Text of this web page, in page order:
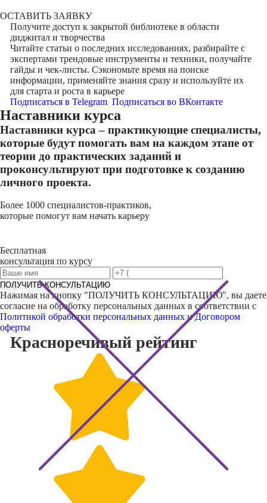
ОСТАВИТЬ ЗАЯВКУ
Получите доступ к закрытой библиотекев области
диджитал и творчества
Читайте статьи о последних исследованиях, разбирайте с
экспертами трендовые инструменты и техники, получайте
гайды и чек-листы. Сэкономьте время на поиске
информации, применяйте знания сразу и используйте их
для старта и роста в карьере
Подписаться в Telegram Подписаться во ВКонтакте
Наставники курса
Наставники курса – практикующие специалисты,
которые будут помогать вам на каждом этапе от
теории до практических заданий и
проконсультируют при подготовке к созданию
личного проекта.
Более 1000 специалистов-практиков,
которые помогут вам начать карьеру
Бесплатная
консультация по курсу
ПОЛУЧИТЬ КОНСУЛЬТАЦИЮ
Нажимая на кнопку "ПОЛУЧИТЬ КОНСУЛЬТАЦИЮ", вы даете
согласие на обработку персональных данных в соответствии с
Политикой обработки персональных данных иДоговором
оферты
Красноречивый рейтинг